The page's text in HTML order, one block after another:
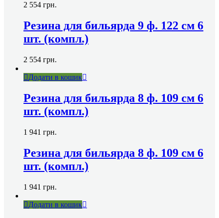
2 554 грн.
Резина для бильярда 9 ф. 122 см 6
шт. (компл.)
2 554 грн.
Додати в кошик
Резина для бильярда 8 ф. 109 см 6
шт. (компл.)
1 941 грн.
Резина для бильярда 8 ф. 109 см 6
шт. (компл.)
1 941 грн.
Додати в кошик